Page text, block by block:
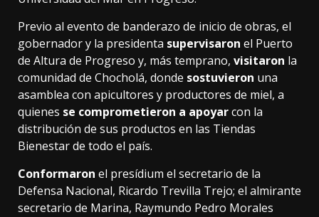
Previo al evento de banderazo de inicio de obras, el
gobernador y la presidenta supervisaron el Puerto
de Altura de Progreso y, más temprano, visitaron la
comunidad de Chocholá, donde sostuvieron una
asamblea con apicultores y productores de miel, a
quienes se comprometieron a apoyarcon la
distribución de sus productos en las Tiendas
Bienestar de todo el país.
Conformaron el presídium el secretario de la
Defensa Nacional, Ricardo Trevilla Trejo; el almirante
secretario de Marina, Raymundo Pedro Morales